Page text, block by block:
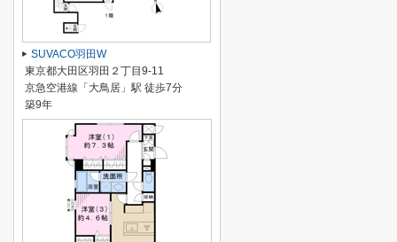
SUVACO羽田W
東京都大田区羽田２丁目9-11
京急空港線「大鳥居」駅 徒歩7分
築9年